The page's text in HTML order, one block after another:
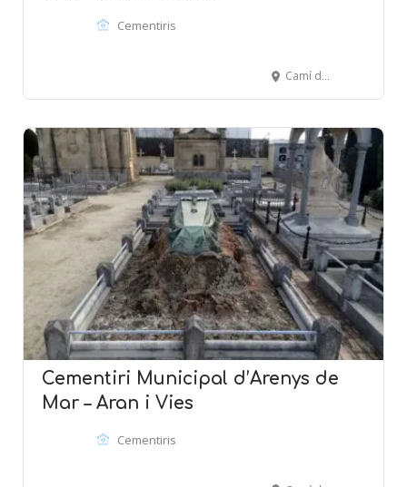
Cementiris
Camí de la Pietat, s/n - ARENYS DE MAR
Cementiri Municipal d’Arenys de
Mar – Aran i Vies
Cementiris